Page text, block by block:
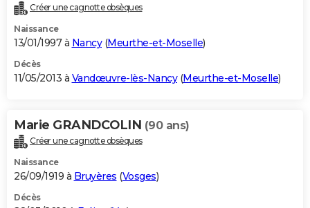
Créer une cagnotte obsèques
Naissance
13/01/1997 à Nancy(Meurthe-et-Moselle)
Décès
11/05/2013 à Vandœuvre-lès-Nancy(Meurthe-et-Moselle)
Marie GRANDCOLIN (90 ans)
Créer une cagnotte obsèques
Naissance
26/09/1919 à Bruyères (Vosges)
Décès